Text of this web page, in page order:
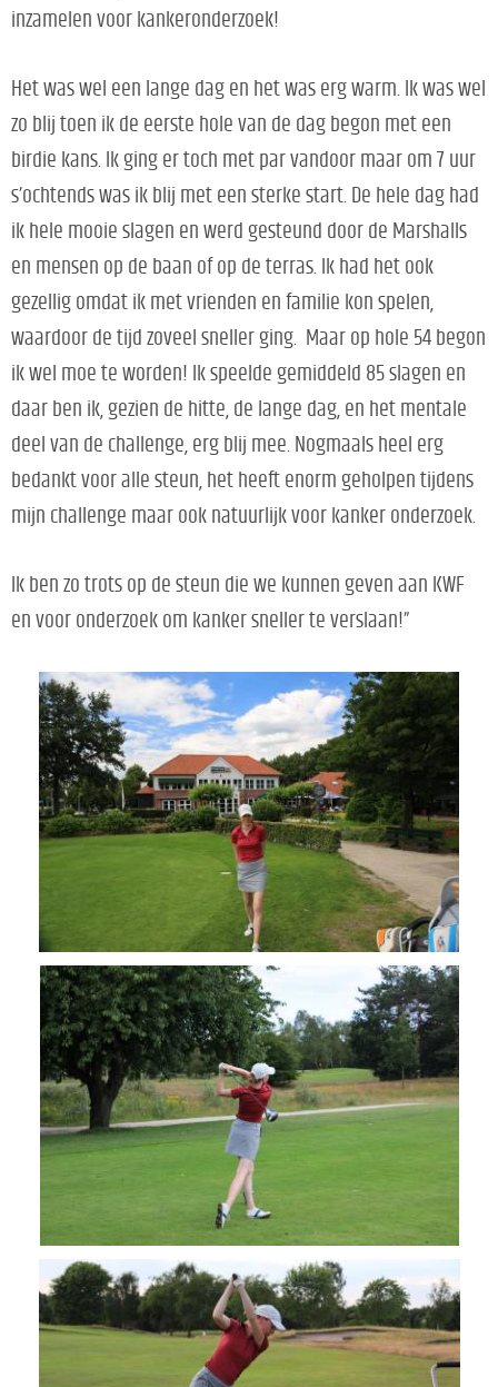
inzamelen voor kankeronderzoek!
Het was wel een lange dag en het was erg warm. Ik was wel
zo blij toen ik de eerste hole van de dag begon met een
birdie kans. Ik ging er toch met par vandoor maar om 7 uur
s’ochtends was ik blij met een sterke start. De hele dag had
ik hele mooie slagen en werd gesteund door de Marshalls
en mensen op de baan of op de terras. Ik had het ook
gezellig omdat ik met vrienden en familie kon spelen,
waardoor de tijd zoveel sneller ging. Maar op hole 54 begon
ik wel moe te worden! Ik speelde gemiddeld 85 slagen en
daar ben ik, gezien de hitte, de lange dag, en het mentale
deel van de challenge, erg blij mee. Nogmaals heel erg
bedankt voor alle steun, het heeft enorm geholpen tijdens
mijn challenge maar ook natuurlijk voor kanker onderzoek.
Ik ben zo trots op de steun die we kunnen geven aan KWF
en voor onderzoek om kanker sneller te verslaan!”